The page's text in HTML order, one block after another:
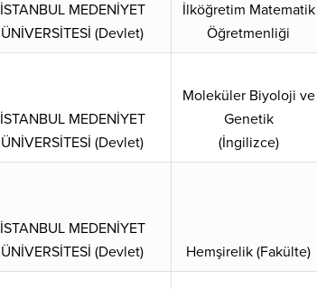
İSTANBUL MEDENİYET
ÜNİVERSİTESİ (Devlet)
İlköğretim Matematik
Öğretmenliği
İSTANBUL MEDENİYET
ÜNİVERSİTESİ (Devlet)
Moleküler Biyoloji ve
Genetik
(İngilizce)
İSTANBUL MEDENİYET
ÜNİVERSİTESİ (Devlet)
Hemşirelik (Fakülte)